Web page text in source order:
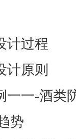
计过程
计原则
一一-酒类
势